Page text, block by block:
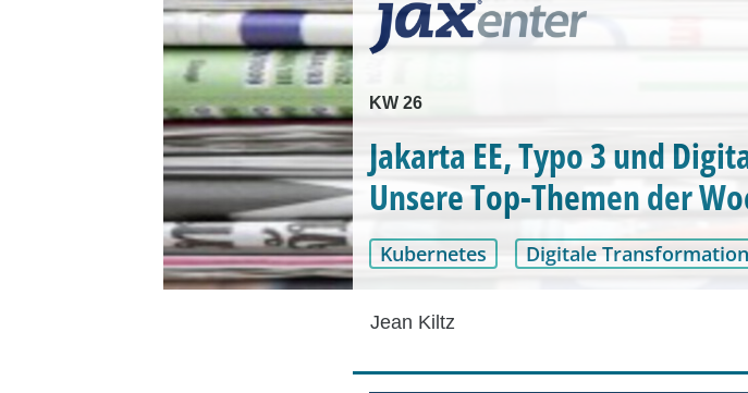
KW 26
Jakarta EE, Typo 3 und
Unsere Top-Themen der
Kubernetes Digitale Transformation
Jean Kiltz